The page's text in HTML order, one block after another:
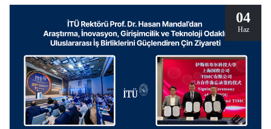
04
Haz